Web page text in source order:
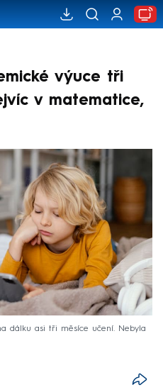
výuce tři
v matematice,
dálku asi tři měsíce učení. Nebyla